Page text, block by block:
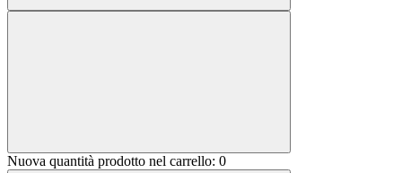
Nuova quantità prodotto nel carrello: 0